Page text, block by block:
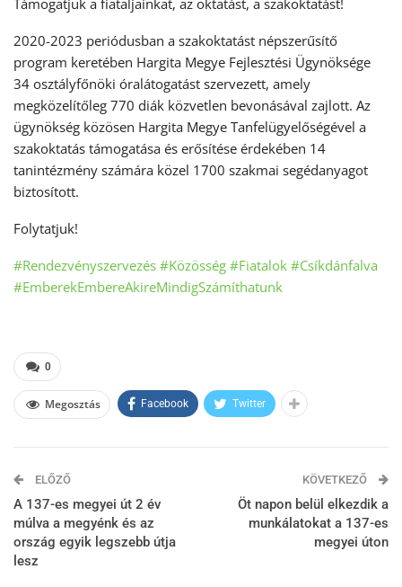
Támogatjuk a fiataljainkat, az oktatást, a szakoktatást!
2020-2023 periódusban a szakoktatást népszerűsítő
program keretében Hargita Megye Fejlesztési Ügynöksége
34 osztályfőnöki óralátogatást szervezett, amely
megközelítőleg 770 diák közvetlen bevonásával zajlott. Az
ügynökség közösen Hargita Megye Tanfelügyelőségével a
szakoktatás támogatása és erősítése érdekében 14
tanintézmény számára közel 1700 szakmai segédanyagot
biztosított.
Folytatjuk!
#Rendezvényszervezés #Közösség #Fiatalok #Csíkdánfalva
#EmberekEmbereAkireMindigSzámíthatunk
0
Megosztás Facebook Twitter
ELŐZŐ
A 137-es megyei út 2 év
múlva a megyénk és az
ország egyik legszebb útja
lesz
KÖVETKEZŐ
Öt napon belül elkezdik a
munkálatokat a 137-es
megyei úton